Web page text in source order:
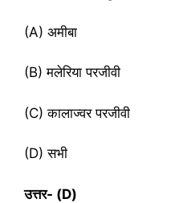
(A) अमीबा
(B) मलेरिया परजीवी
(C) कालाज्वर परजीवी
(D) सभी
उत्तर- (D)